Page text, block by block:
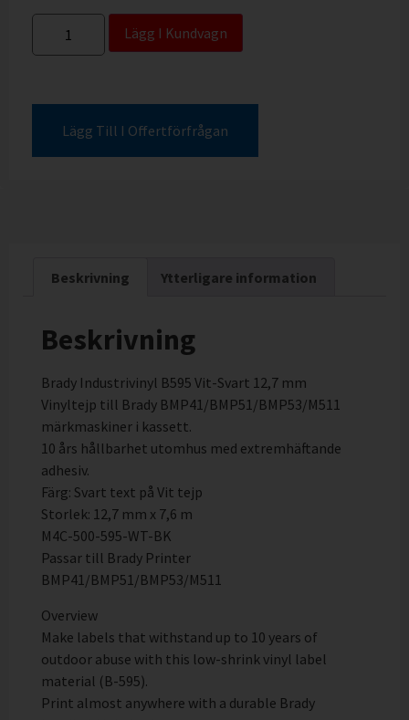
Lägg I Kundvagn
Lägg Till I Offertförfrågan
Beskrivning Ytterligare information
Beskrivning
Brady Industrivinyl B595 Vit-Svart 12,7 mm
Vinyltejp till Brady BMP41/BMP51/BMP53/M511
märkmaskiner i kassett.
10 års hållbarhet utomhus med extremhäftande
adhesiv.
Färg: Svart text på Vit tejp
Storlek: 12,7 mm x 7,6 m
M4C-500-595-WT-BK
Passar till Brady Printer
BMP41/BMP51/BMP53/M511
Overview
Make labels that withstand up to 10 years of
outdoor abuse with this low-shrink vinyl label
material (B-595).
Print almost anywhere with a durable Brady